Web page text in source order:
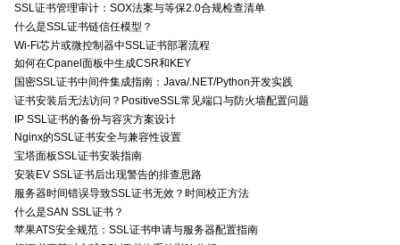
SSL证书管理审计：SOX法案与等保2.0合规检查清单
什么是SSL证书链信任模型？
Wi-Fi芯片或微控制器中SSL证书部署流程
如何在Cpanel面板中生成CSR和KEY
国密SSL证书中间件集成指南：Java/.NET/Python开发实践
证书安装后无法访问？PositiveSSL常见端口与防火墙配置问题
IP SSL证书的备份与容灾方案设计
Nginx的SSL证书安全与兼容性设置
宝塔面板SSL证书安装指南
安装EV SSL证书后出现警告的排查思路
服务器时间错误导致SSL证书无效？时间校正方法
什么是SAN SSL证书？
苹果ATS安全规范：SSL证书申请与服务器配置指南